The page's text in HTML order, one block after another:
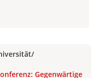
/
Gegenwärtige